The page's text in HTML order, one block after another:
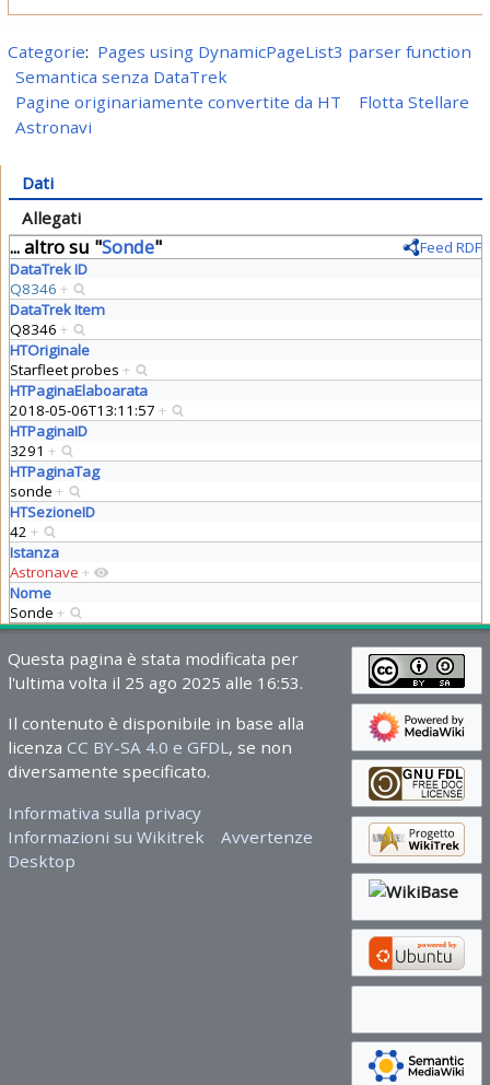
Categorie: Pages using DynamicPageList3 parser function
Semantica senza DataTrek
Pagine originariamente convertite da HT
Flotta Stellare
Astronavi
Dati
Allegati
... altro su "Sonde"
Feed RDF
DataTrek ID
Q8346 +
DataTrek Item
Q8346 +
HTOriginale
Starfleet probes +
HTPaginaElaboarata
2018-05-06T13:11:57 +
HTPaginaID
3291 +
HTPaginaTag
sonde +
HTSezioneID
42 +
Istanza
Astronave +
Nome
Sonde +
Questa pagina è stata modificata per
l'ultima volta il 25 ago 2025 alle 16:53.
Il contenuto è disponibile in base alla
licenza CC BY-SA 4.0 e GFDL, se non
diversamente specificato.
Informativa sulla privacy
Informazioni su Wikitrek
Avvertenze
Desktop